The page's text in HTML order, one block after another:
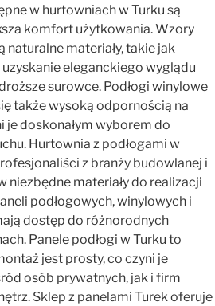
w hurtowniach w Turku są
komfort użytkowania. Wzory
materiały, takie jak
eleganckiego wyglądu
surowce. Podłogi winylowe
także wysoką odpornością na
je doskonałym wyborem do
Hurtownia z podłogami w
z branży budowlanej i
materiały do realizacji
podłogowych, winylowych i
dostęp do różnorodnych
Panele podłogi w Turku to
jest prosty, co czyni je
osób prywatnych, jak i firm
Sklep z panelami Turek oferuje